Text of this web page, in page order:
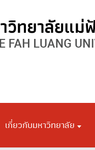
เกี่ยวกับมหาวิทยาลัย